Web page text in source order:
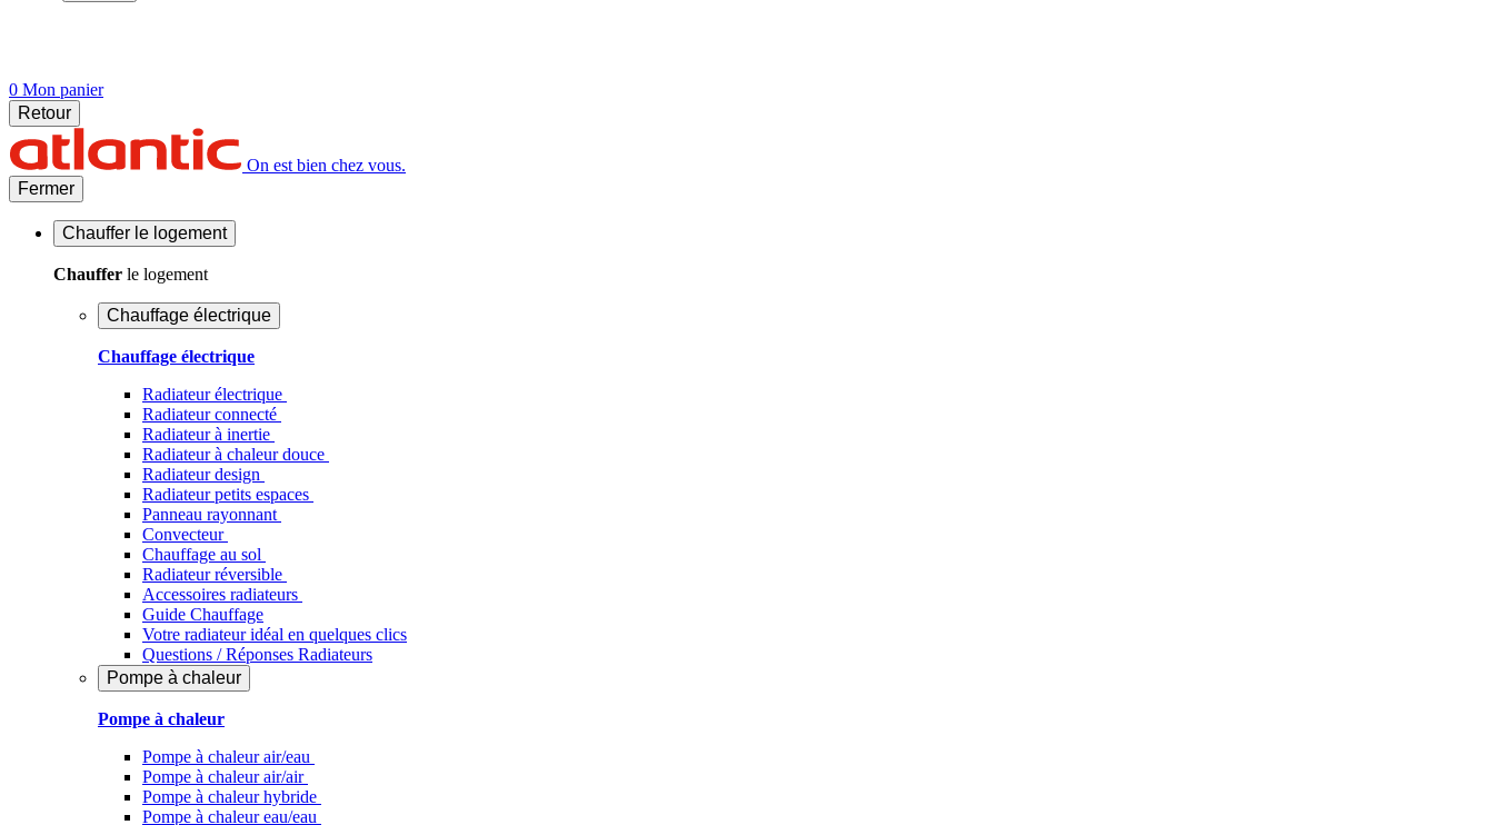
0 Mon panier
Retour
On est bien chez vous.
Fermer
Chauffer le logement
Chauffer le logement
Chauffage électrique
Chauffage électrique
Radiateur électrique
Radiateur connecté
Radiateur à inertie
Radiateur à chaleur douce
Radiateur design
Radiateur petits espaces
Panneau rayonnant
Convecteur
Chauffage au sol
Radiateur réversible
Accessoires radiateurs
Guide Chauffage
Votre radiateur idéal en quelques clics
Questions / Réponses Radiateurs
Pompe à chaleur
Pompe à chaleur
Pompe à chaleur air/eau
Pompe à chaleur air/air
Pompe à chaleur hybride
Pompe à chaleur​ eau/eau